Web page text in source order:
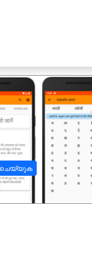
ചെയ്യുക